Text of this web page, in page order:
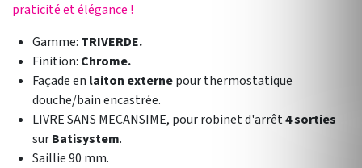
praticité et élégance !
Gamme: TRIVERDE.
Finition: Chrome.
Façade en laiton externepour thermostatique
douche/bain encastrée.
LIVRE SANS MECANSIME, pour robinet d'arrêt4 sorties
surBatisystem.
Saillie 90 mm.